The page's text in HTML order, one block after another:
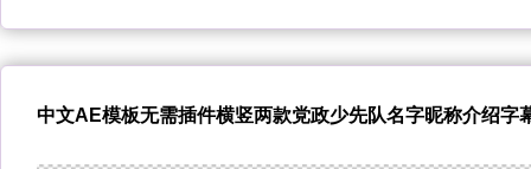
中文AE模板无需插件横竖两款党政少先队名字昵称介绍字